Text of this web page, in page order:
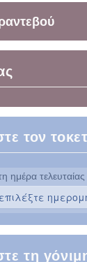
τον
ημέρα
τη